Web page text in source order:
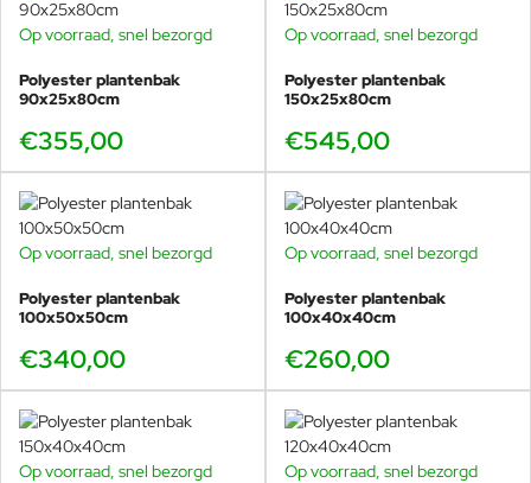
Op voorraad, snel bezorgd
Polyester plantenbak
90x25x80cm
€355,00
Op voorraad, snel bezorgd
Polyester plantenbak
150x25x80cm
€545,00
Op voorraad, snel bezorgd
Polyester plantenbak
100x50x50cm
€340,00
Op voorraad, snel bezorgd
Polyester plantenbak
100x40x40cm
€260,00
Op voorraad, snel bezorgd Op voorraad, snel bezorgd